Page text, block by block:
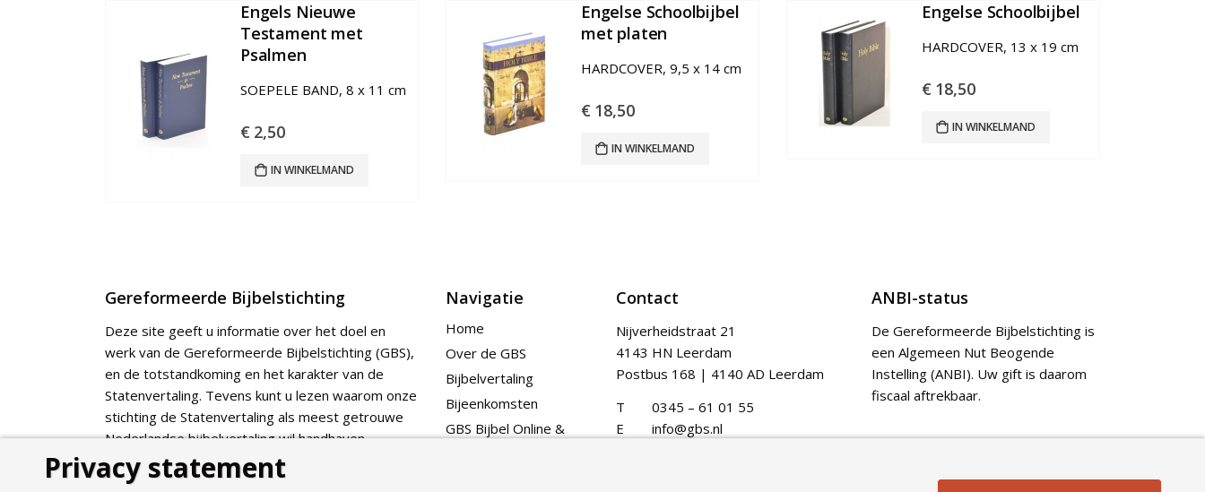
Engels Nieuwe
Testament met
Psalmen
€ 2,50
IN WINKELMAND
Engelse Schoolbijbel
met platen
€ 18,50
IN WINKELMAND
Engelse Schoolbijbel
€ 18,50
IN WINKELMAND
Gereformeerde Bijbelstichting
Deze site geeft u informatie over het doel en
werk van de Gereformeerde Bijbelstichting (GBS),
en de totstandkoming en het karakter van de
Statenvertaling. Tevens kunt u lezen waarom onze
stichting de Statenvertaling als meest getrouwe
Nederlandse bijbelvertaling wil handhaven.
Webshop
Navigatie
Home
Over de GBS
Bijbelvertaling
Bijeenkomsten
GBS Bijbel Online &
Contact
Nijverheidstraat 21
4143 HN Leerdam
Postbus 168 | 4140 AD Leerdam
T
0345 – 61 01 55
E
info@gbs.nl
ANBI-status
De Gereformeerde Bijbelstichting is
een Algemeen Nut Beogende
Instelling (ANBI). Uw gift is daarom
fiscaal aftrekbaar.
Privacy statement